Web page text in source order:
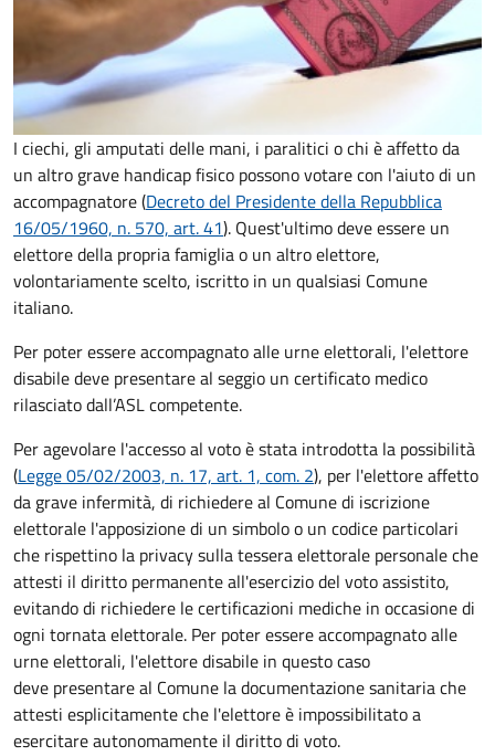
I ciechi, gli amputati delle mani, i paralitici o chi è affetto da
un altro grave handicap fisico possono votare con l'aiuto di un
accompagnatore (Decreto del Presidente della Repubblica
16/05/1960, n. 570, art. 41). Quest'ultimo deve essere un
elettore della propria famiglia o un altro elettore,
volontariamente scelto, iscritto in un qualsiasi Comune
italiano.
Per poter essere accompagnato alle urne elettorali, l'elettore
disabile deve presentare al seggio un certificato medico
rilasciato dall’ASL competente.
Per agevolare l'accesso al voto è stata introdotta la possibilità
(Legge 05/02/2003, n. 17, art. 1, com. 2), per l'elettore affetto
da grave infermità, di richiedere al Comune di iscrizione
elettorale l'apposizione di un simbolo o un codice particolari
che rispettino la privacy sulla tessera elettorale personale che
attesti il diritto permanente all'esercizio del voto assistito,
evitando di richiedere le certificazioni mediche in occasione di
ogni tornata elettorale. Per poter essere accompagnato alle
urne elettorali, l'elettore disabile in questo caso
deve presentare al Comune la documentazione sanitaria che
attesti esplicitamente che l'elettore è impossibilitato a
esercitare autonomamente il diritto di voto.